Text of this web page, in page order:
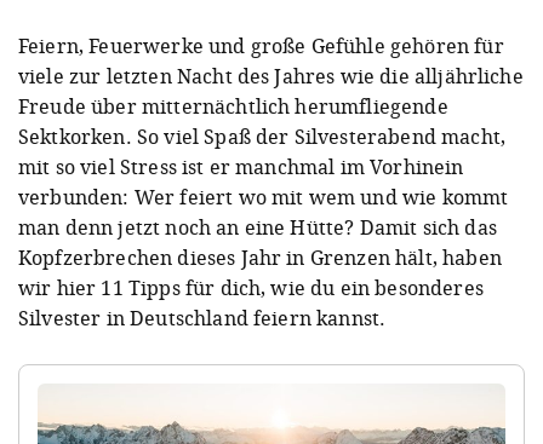
Feiern, Feuerwerke und große Gefühle gehören für
viele zur letzten Nacht des Jahres wie die alljährliche
Freude über mitternächtlich herumfliegende
Sektkorken. So viel Spaß der Silvesterabend macht,
mit so viel Stress ist er manchmal im Vorhinein
verbunden: Wer feiert wo mit wem und wie kommt
man denn jetzt noch an eine Hütte? Damit sich das
Kopfzerbrechen dieses Jahr in Grenzen hält, haben
wir hier 11 Tipps für dich, wie du ein besonderes
Silvester in Deutschland feiern kannst.